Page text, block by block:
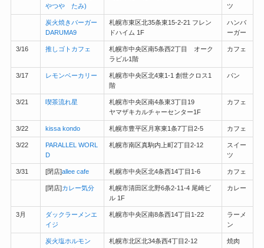
やつや たみ)
ツ
炭火焼きバーガー
DARUMA9
札幌市東区北35条東15-2-21 フレン
ドハイム 1F
ハンバ
ーガー
3/16 推しゴトカフェ
札幌市中央区南5条西2丁目 オーク
ラビル1階
カフェ
3/17 レモンベーカリー
札幌市中央区北4東1-1 創世クロス1
階
パン
3/21 喫茶流れ星
札幌市中央区南4条東3丁目19
ヤマザキカルチャーセンター1F
カフェ
3/22 kissa kondo 札幌市豊平区月寒東1条7丁目2-5 カフェ
3/22
PARALLEL WORL
D
札幌市南区真駒内上町2丁目2-12
スイー
ツ
3/31 [閉店]allee cafe 札幌市中央区北4条西14丁目1-6 カフェ
[閉店]カレー気分
札幌市清田区北野6条2-11-4 尾崎ビ
ル 1F
カレー
3月
ダックラーメンエ
イジ
札幌市中央区南8条西14丁目1-22
ラーメ
ン
炭火塩ホルモン
札幌市北区北34条西4丁目2-12 焼肉